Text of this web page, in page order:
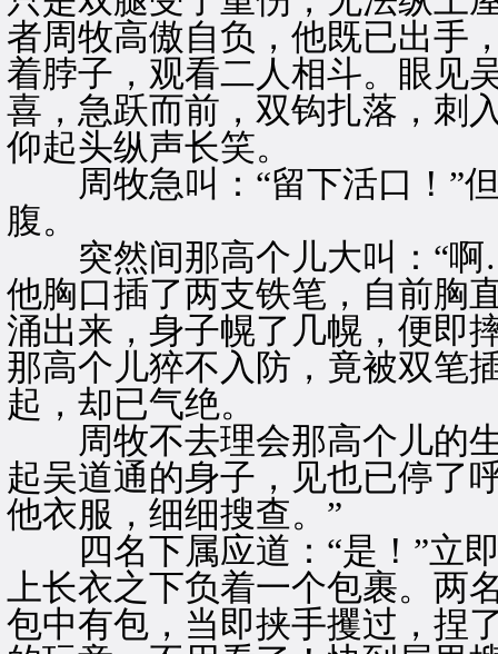
者周牧高傲自负，他既已出手
着脖子，观看二人相斗。眼见
喜，急跃而前，双钩扎落，刺
仰起头纵声长笑。
周牧急叫：“留下活口！”但
腹。
突然间那高个儿大叫：“啊
他胸口插了两支铁笔，自前胸
涌出来，身子幌了几幌，便即
那高个儿猝不入防，竟被双笔
起，却已气绝。
周牧不去理会那高个儿的生
起吴道通的身子，见也已停了
他衣服，细细搜查。”
四名下属应道：“是！”立即
上长衣之下负着一个包裹。两
包中有包，当即挟手攫过，捏